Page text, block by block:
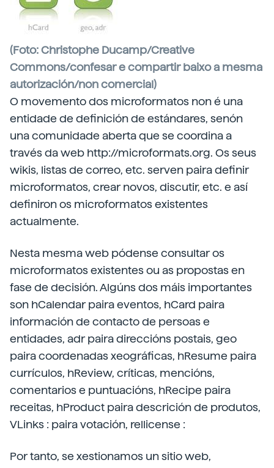
(Foto: Christophe Ducamp/Creative
Commons/confesar e compartir baixo a mesma
autorización/non comercial)
O movemento dos microformatos non é una
entidade de definición de estándares, senón
una comunidade aberta que se coordina a
través da web http://microformats.org. Os seus
wikis, listas de correo, etc. serven paira definir
microformatos, crear novos, discutir, etc. e así
definiron os microformatos existentes
actualmente.
Nesta mesma web pódense consultar os
microformatos existentes ou as propostas en
fase de decisión. Algúns dos máis importantes
son hCalendar paira eventos, hCard paira
información de contacto de persoas e
entidades, adr paira direccións postais, geo
paira coordenadas xeográficas, hResume paira
currículos, hReview, críticas, mencións,
comentarios e puntuacións, hRecipe paira
receitas, hProduct paira descrición de produtos,
VLinks : paira votación, rellicense :
Por tanto, se xestionamos un sitio web,